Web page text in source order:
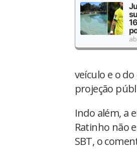
veículo e o
projeção
Indo além, a
Ratinho não
SBT, o